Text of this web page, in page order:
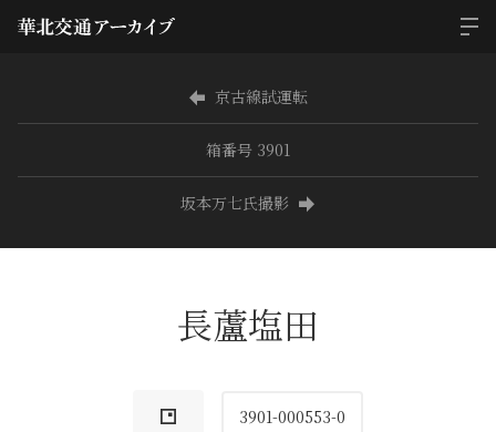
京古線試運転
箱番号 3901
坂本万七氏撮影
長蘆塩田
3901-000553-0